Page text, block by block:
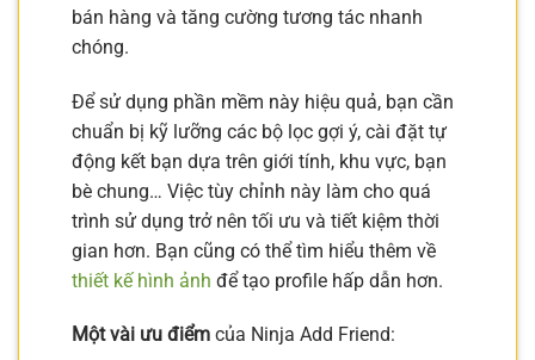
bán hàng và tăng cường tương tác nhanh
chóng.
Để sử dụng phần mềm này hiệu quả, bạn cần
chuẩn bị kỹ lưỡng các bộ lọc gợi ý, cài đặt tự
động kết bạn dựa trên giới tính, khu vực, bạn
bè chung… Việc tùy chỉnh này làm cho quá
trình sử dụng trở nên tối ưu và tiết kiệm thời
gian hơn. Bạn cũng có thể tìm hiểu thêm về
thiết kế hình ảnh để tạo profile hấp dẫn hơn.
Một vài ưu điểm của Ninja Add Friend: